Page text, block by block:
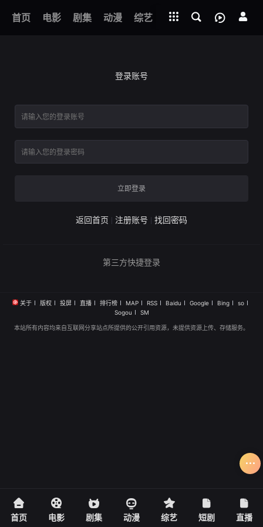
首页 电影 剧集 动漫 综艺 短剧 直播 APP
下载客户端
登录账号
立即登录
返回首页 注册账号 找回密码
第三方快捷登录
关于 版权 投屏 直播 排行榜 MAP RSS Baidu Google Bing
so
Sogou
SM
本站所有内容均来自互联网分享站点所提供的公开引用资源，未提供资源上传、存储服务。
首页 电影 剧集 动漫 综艺 短剧 直播